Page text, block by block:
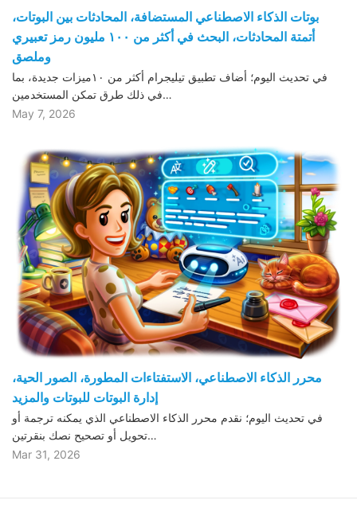
بوتات الذكاء الاصطناعي المستضافة، المحادثات بين البوتات،
أتمتة المحادثات، البحث في أكثر من ١٠٠ مليون رمز تعبيري
وملصق
في تحديث اليوم؛ أضاف تطبيق تيليجرام أكثر من ١٠ميزات جديدة، بما
في ذلك طرق تمكن المستخدمين…
May 7, 2026
محرر الذكاء الاصطناعي، الاستفتاءات المطورة، الصور الحية،
إدارة البوتات للبوتات والمزيد
في تحديث اليوم؛ نقدم محرر الذكاء الاصطناعي الذي يمكنه ترجمة أو
تحويل أو تصحيح نصك بنقرتين…
Mar 31, 2026